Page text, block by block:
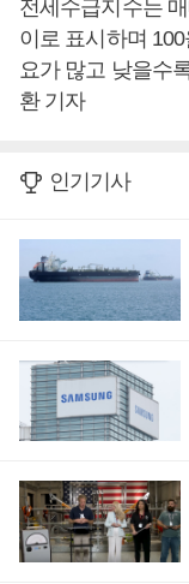
전세수급지수는
이로 표시하며
요가 많고 낮을수
환 기자
인기기사